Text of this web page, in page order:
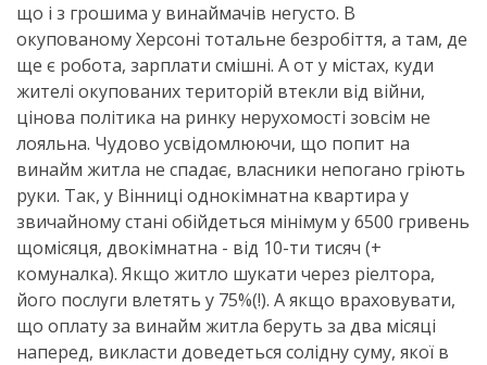
що і з грошима у винаймачів негусто. В
окупованому Херсоні тотальне безробіття, а там, де
ще є робота, зарплати смішні. А от у містах, куди
жителі окупованих територій втекли від війни,
цінова політика на ринку нерухомості зовсім не
лояльна. Чудово усвідомлюючи, що попит на
винайм житла не спадає, власники непогано гріють
руки. Так, у Вінниці однокімнатна квартира у
звичайному стані обійдеться мінімум у 6500 гривень
щомісяця, двокімнатна - від 10-ти тисяч (+
комуналка). Якщо житло шукати через ріелтора,
його послуги влетять у 75%(!). А якщо враховувати,
що оплату за винайм житла беруть за два місяці
наперед, викласти доведеться солідну суму, якої в